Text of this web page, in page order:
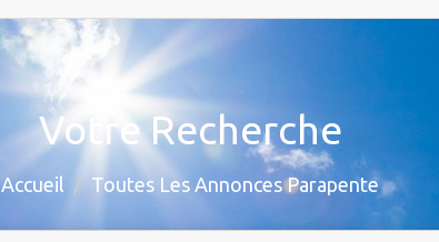
Votre Recherche
Accueil Toutes Les Annonces Parapente